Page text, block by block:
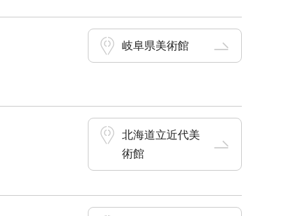
岐阜県美術館
北海道立近代美
術館